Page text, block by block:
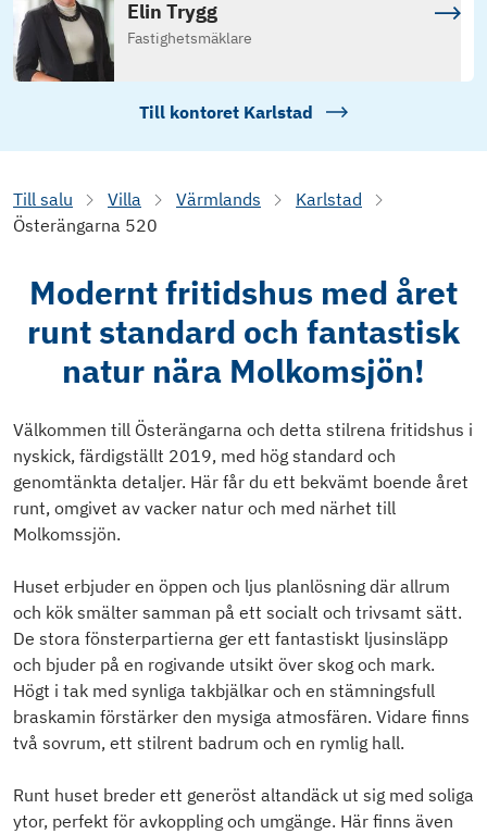
Elin Trygg
Fastighetsmäklare
Till kontoret Karlstad
Till salu Villa Värmlands
Karlstad
Österängarna 520
Modernt fritidshus med året
runt standard och fantastisk
natur nära Molkomsjön!
Välkommen till Österängarna och detta stilrena fritidshus i
nyskick, färdigställt 2019, med hög standard och
genomtänkta detaljer. Här får du ett bekvämt boende året
runt, omgivet av vacker natur och med närhet till
Molkomssjön.
Huset erbjuder en öppen och ljus planlösning där allrum
och kök smälter samman på ett socialt och trivsamt sätt.
De stora fönsterpartierna ger ett fantastiskt ljusinsläpp
och bjuder på en rogivande utsikt över skog och mark.
Högt i tak med synliga takbjälkar och en stämningsfull
braskamin förstärker den mysiga atmosfären. Vidare finns
två sovrum, ett stilrent badrum och en rymlig hall.
Runt huset breder ett generöst altandäck ut sig med soliga
ytor, perfekt för avkoppling och umgänge. Här finns även